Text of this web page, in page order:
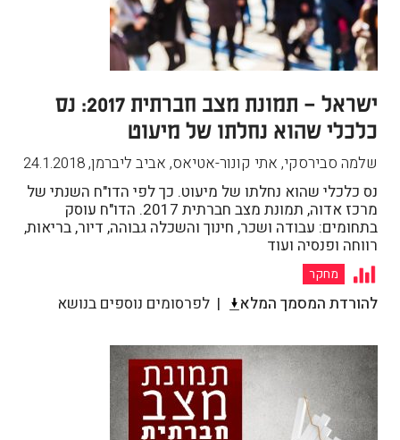
ישראל – תמונת מצב חברתית 2017: נס
כלכלי שהוא נחלתו של מיעוט
שלמה סבירסקי, אתי קונור-אטיאס, אביב ליברמן,
24.1.2018
נס כלכלי שהוא נחלתו של מיעוט. כך לפי הדו"ח השנתי של
מרכז אדוה, תמונת מצב חברתית 2017. הדו"ח עוסק
בתחומים: עבודה ושכר, חינוך והשכלה גבוהה, דיור, בריאות,
רווחה ופנסיה ועוד
מחקר
להורדת המסמך המלא לפרסומים נוספים בנושא